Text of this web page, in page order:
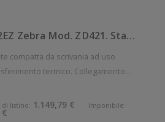
ZD4A042-30EW02EZ Zebra Mod. ZD421. Stampante di etichette.
termico. Collegamento
8 dot/mm Wireless: Presente
di listino: 1.149,79 € Imponibile:
€